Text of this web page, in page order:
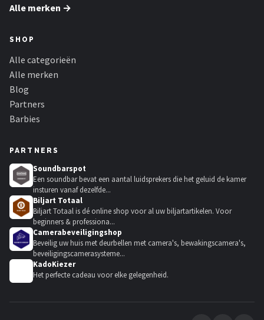
Alle merken →
SHOP
Alle categorieën
Alle merken
Blog
Partners
Barbies
PARTNERS
Soundbarspot
Een soundbar bevat een aantal luidsprekers die het geluid de kamer
insturen vanaf dezelfde...
Biljart Totaal
Biljart Totaal is dé online shop voor al uw biljartartikelen. Voor
beginners & professiona...
Camerabeveiligingshop
Beveilig uw huis met deurbellen met camera's, bewakingscamera's,
beveiligingscamerasysteme...
KadoKiezer
Het perfecte cadeau voor elke gelegenheid.